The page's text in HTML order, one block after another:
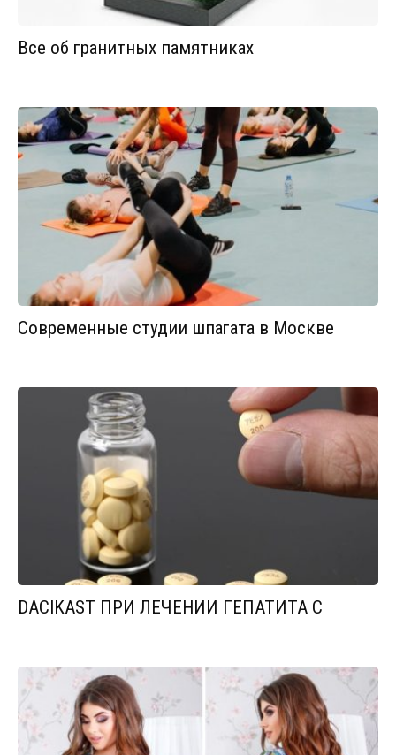
Все об гранитных памятниках
Современные студии шпагата в Москве
DACIKAST ПРИ ЛЕЧЕНИИ ГЕПАТИТА С